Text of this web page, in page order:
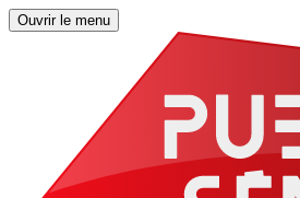
Ouvrir le menu